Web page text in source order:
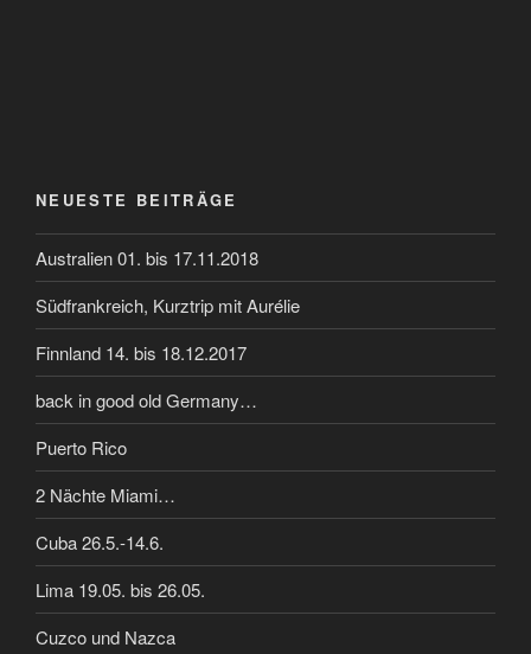
NEUESTE BEITRÄGE
Australien 01. bis 17.11.2018
Südfrankreich, Kurztrip mit Aurélie
Finnland 14. bis 18.12.2017
back in good old Germany…
Puerto Rico
2 Nächte Miami…
Cuba 26.5.-14.6.
Lima 19.05. bis 26.05.
Cuzco und Nazca